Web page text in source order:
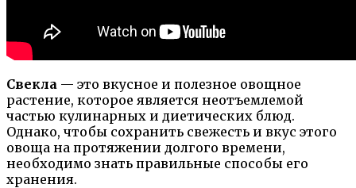
Свекла — это вкусное и полезное овощное
растение, которое является неотъемлемой
частью кулинарных и диетических блюд.
Однако, чтобы сохранить свежесть и вкус этого
овоща на протяжении долгого времени,
необходимо знать правильные способы его
хранения.